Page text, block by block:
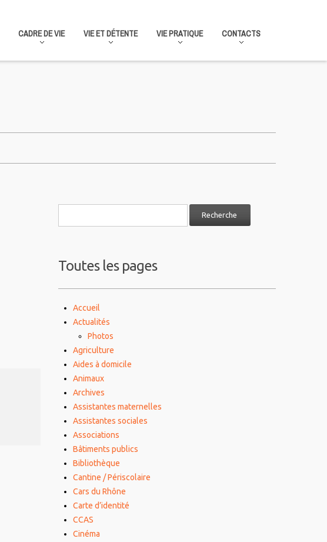
CADRE DE VIE VIE ET DÉTENTE VIE PRATIQUE CONTACTS
Toutes les pages
Accueil
Actualités
Photos
Agriculture
Aides à domicile
Animaux
Archives
Assistantes maternelles
Assistantes sociales
Associations
Bâtiments publics
Bibliothèque
Cantine / Périscolaire
Cars du Rhône
Carte d’identité
CCAS
Cinéma